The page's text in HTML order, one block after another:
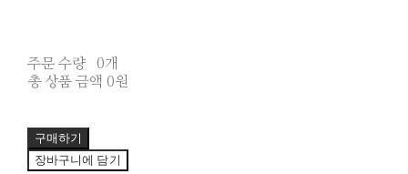
주문 수량
0개
총 상품 금액 0원
구매하기
장바구니에 담기